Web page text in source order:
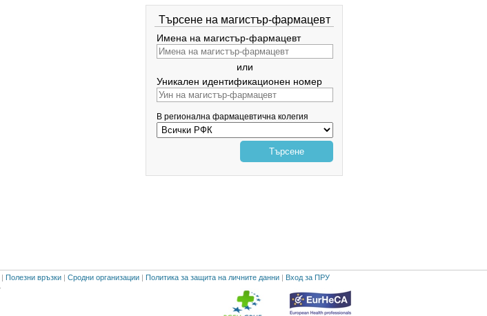
Търсене на магистър-фармацевт
Имена на магистър-фармацевт
или
Уникален идентификационен номер
В регионална фармацевтична колегия
Търсене
| Полезни връзки | Сродни организации | Политика за защита на личните данни | Вход за ПРУ